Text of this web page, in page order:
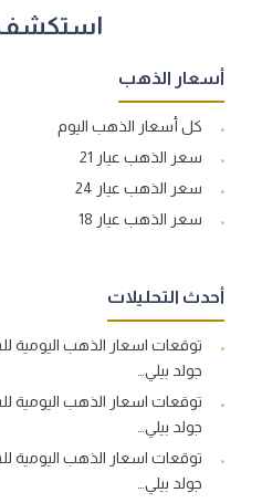
استكشف
أسعار الذهب
كل أسعار الذهب اليوم
سعر الذهب عيار 21
سعر الذهب عيار 24
سعر الذهب عيار 18
أحدث التحليلات
توقعات اسعار الذهب اليومية
جولد بيلي…
توقعات اسعار الذهب اليومية
جولد بيلي…
توقعات اسعار الذهب اليومية
جولد بيلي…